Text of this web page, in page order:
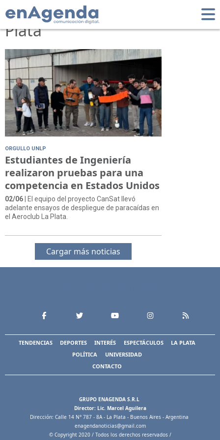
Tag: Aeroclub La
Plata
ORGULLO UNLP
Estudiantes de Ingeniería
realizaron pruebas para una
competencia en Estados Unidos
02/06 | El equipo del proyecto CanSat llevó
adelante ensayos de despliegue de paracaídas en
el Aeroclub La Plata.
Cargar más noticias
TENDENCIAS DEPORTES INTERÉS ESPECTÁCULOS
LA PLATA
POLÍTICA
UNIVERSIDAD
CONTACTO
GRUPO ENAGENDA S.R.L
Director: Lic. Marcel Aguilera
Dirección: Calle 14 N° 787 - 8A - La Plata - Buenos Aires - Argentina
enagendanoticias@gmail.com
© Copyright 2020 / Todos los derechos reservados /